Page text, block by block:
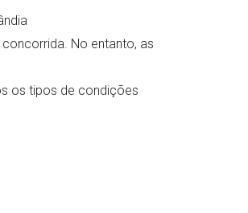
No entanto, as
os tipos de condições